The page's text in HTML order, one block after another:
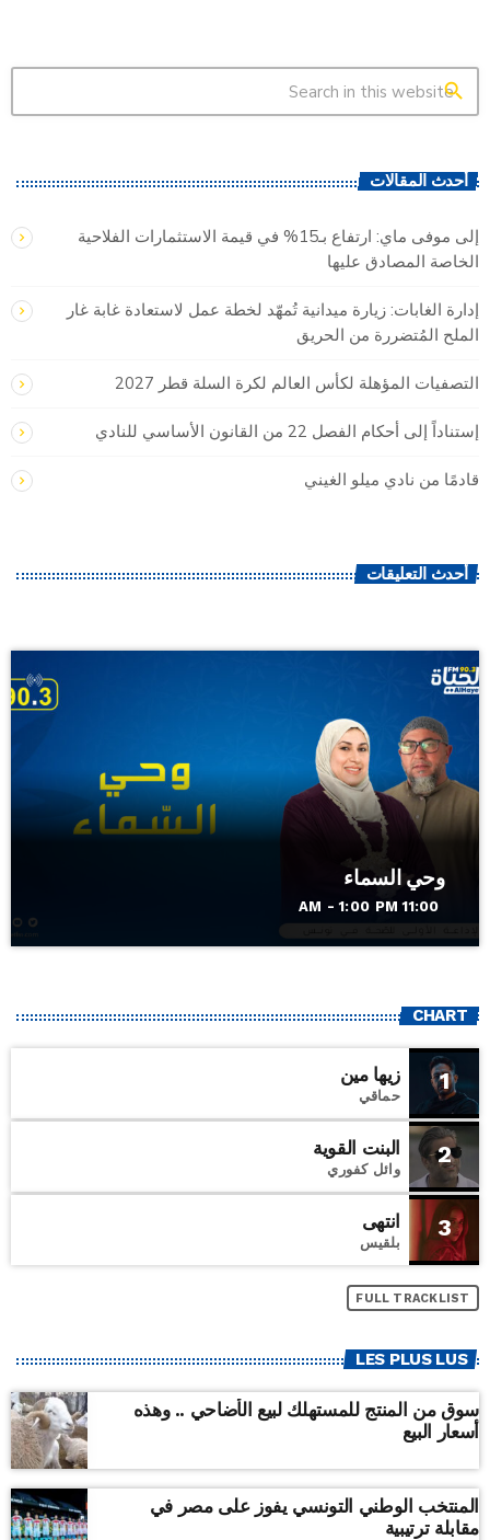
search
أحدث المقالات
إلى موفى ماي: ارتفاع بـ15% في قيمة الاستثمارات الفلاحية
الخاصة المصادق عليها
إدارة الغابات: زيارة ميدانية تُمهّد لخطة عمل لاستعادة غابة غار
الملح المُتضررة من الحريق
التصفيات المؤهلة لكأس العالم لكرة السلة قطر 2027
إستناداً إلى أحكام الفصل 22 من القانون الأساسي للنادي
قادمًا من نادي ميلو الغيني
أحدث التعليقات
وحي السماء
11:00 AM - 1:00 PM
CHART
1 زيها مين
حماقي
2 البنت القوية
وائل كفوري
3 انتهى
بلقيس
FULL TRACKLIST
LES PLUS LUS
سوق من المنتج للمستهلك لبيع الأضاحي .. وهذه
أسعار البيع
المنتخب الوطني التونسي يفوز على مصر في
مقابلة ترتيبية